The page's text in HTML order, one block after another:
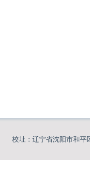
校址：辽宁省沈阳市和平